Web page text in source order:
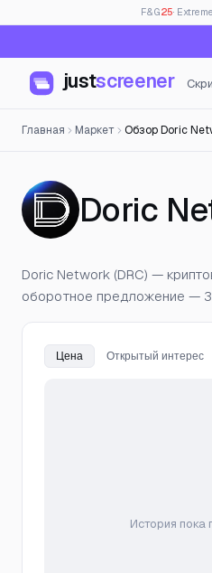
F&G25·
justscreener
Главная Маркет Обзор Doric
Doric
Doric Network (DRC) —
оборотное предложение —
Цена Открытый интерес
История пока